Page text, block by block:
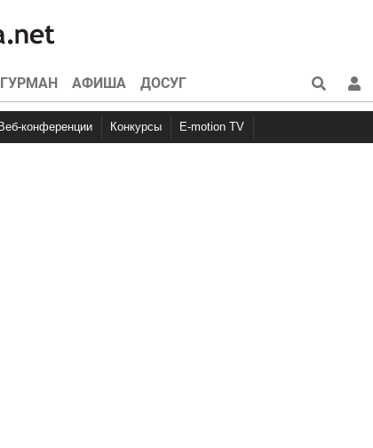
ГУРМАН АФИША ДОСУГ
Веб-конференции Конкурсы E-motion TV